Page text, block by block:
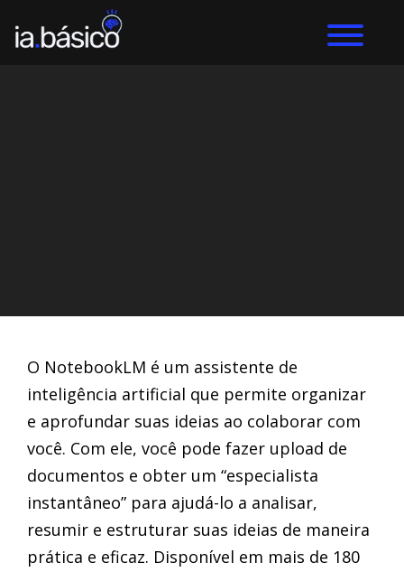
O NotebookLM é um assistente de
inteligência artificial que permite organizar
e aprofundar suas ideias ao colaborar com
você. Com ele, você pode fazer upload de
documentos e obter um “especialista
instantâneo” para ajudá-lo a analisar,
resumir e estruturar suas ideias de maneira
prática e eficaz. Disponível em mais de 180